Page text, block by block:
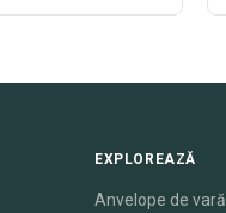
EXPLOREAZĂ
Anvelope de vară